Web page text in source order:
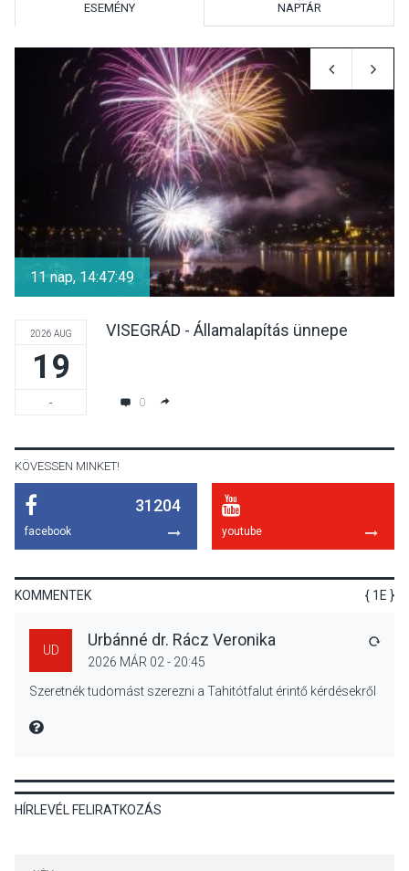
KULTÚRA
Színek, közösség és
hagyomány – kiállítás
nyitotta meg az idei Irány
Surány Fesztivált
KULTÚRA 2026 AUG 05
Mordái folk-rock koncert
lesz a pilismaróti Duna-
parton
Nőtt a fontosabb nyári
ESEMÉNY NAPTÁR
11 nap, 14:47:49
2026 AUG
19
-
VISEGRÁD - Államalapítás ünnepe
0
KÖVESSEN MINKET!
31204
facebook youtube
KOMMENTEK { 1E }
UD
Urbánné dr. Rácz Veronika
2026 MÁR 02 - 20:45
Szeretnék tudomást szerezni a Tahitótfalut érintő kérdésekről
MIRE MONDTA
HÍRLEVÉL FELIRATKOZÁS